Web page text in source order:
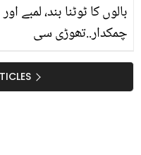
بالوں کا ٹوٹنا بند، لمبے اور
چمکدار..تھوڑی سی